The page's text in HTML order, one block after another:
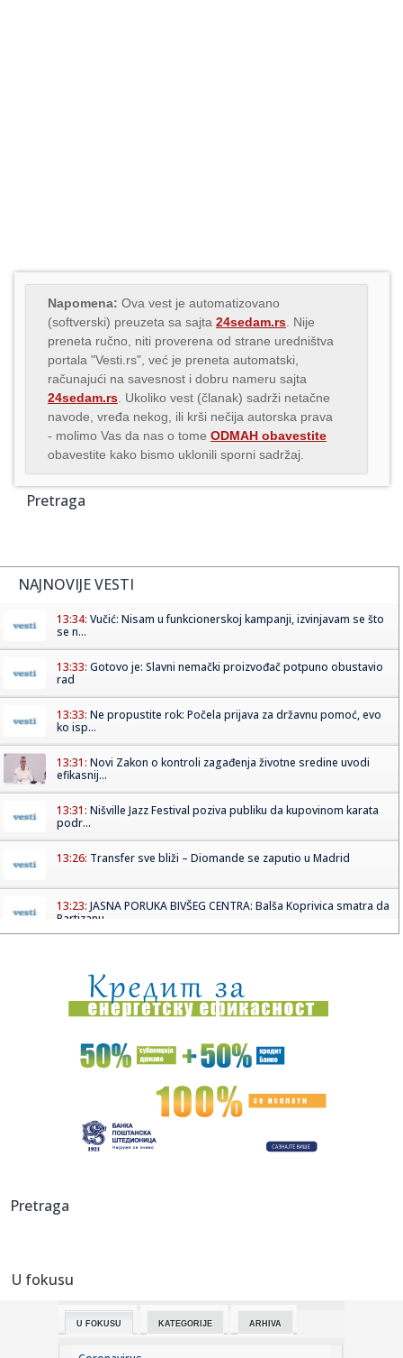
Napomena: Ova vest je automatizovano
(softverski) preuzeta sa sajta 24sedam.rs . Nije
preneta ručno, niti proverena od strane uredništva
portala "Vesti.rs", već je preneta automatski,
računajući na savesnost i dobru nameru sajta
24sedam.rs . Ukoliko vest (članak) sadrži netačne
navode, vređa nekog, ili krši nečija autorska prava
- molimo Vas da nas o tome ODMAH obavestite
obavestite kako bismo uklonili sporni sadržaj.
Pretraga
NAJNOVIJE VESTI
13:34: Vučić: Nisam u funkcionerskoj kampanji, izvinjavam se što
se n...
13:33: Gotovo je: Slavni nemački proizvođač potpuno obustavio
rad
13:33: Ne propustite rok: Počela prijava za državnu pomoć, evo
ko isp...
13:31: Novi Zakon o kontroli zagađenja životne sredine uvodi
efikasnij...
13:31: Nišville Jazz Festival poziva publiku da kupovinom karata
podr...
13:26: Transfer sve bliži – Diomande se zaputio u Madrid
13:23: JASNA PORUKA BIVŠEG CENTRA: Balša Koprivica smatra da
Partizanu...
13:22:Spremite se: Sledeće godine nas čeka poseban iPhone?
13:22:Opljačkan muzej Žaka Širaka
Pavlović: Posle 15 godina Niš dobija studentski dom sa
13:17:Tramp dolazi u Srbiju?
evropskih...
13:16:
13:16:
ZLATIBORE MOJ MEDENI: Od 6. do 9. avgusta sajam meda
Pretraga
U fokusu
U FOKUSU KATEGORIJE ARHIVA